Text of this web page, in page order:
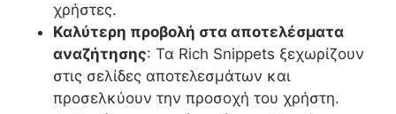
χρήστες.
Καλύτερη προβολή στα αποτελέσματα
αναζήτησης: Τα Rich Snippets ξεχωρίζουν
στις σελίδες αποτελεσμάτων και
προσελκύουν την προσοχή του χρήστη.